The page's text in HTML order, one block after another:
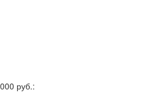
руб.: